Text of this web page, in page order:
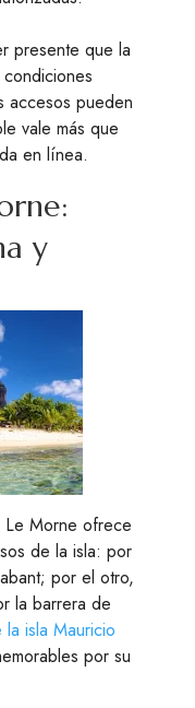
presente que la
accesos pueden
vale más que
en línea.
y
Le Morne ofrece
de la isla: por
por el otro,
la barrera de
la isla Mauricio
por su